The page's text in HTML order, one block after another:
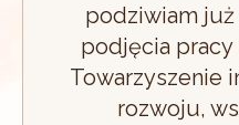
podziwiam już
podjęcia pracy
Towarzyszenie
rozwoju,